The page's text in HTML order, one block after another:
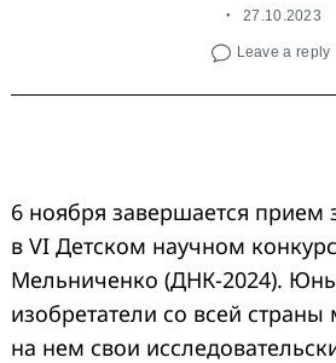
27.10.2023
Leave a reply
6 ноября завершается прием
в VI Детском научном
Мельниченко (ДНК-2024).
изобретатели со всей страны
на нем свои